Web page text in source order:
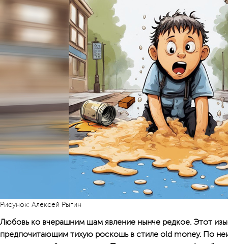
Рисунок: Алексей Рыгин
Любовь ко вчерашним щам явление нынче редкое. Этот
предпочитающим тихую роскошь в стиле old mоney. По